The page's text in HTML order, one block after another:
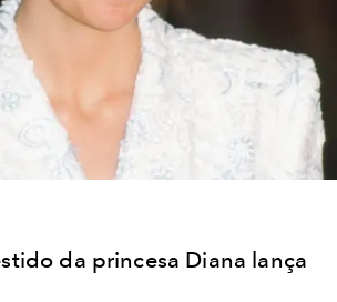
da princesa Diana lança